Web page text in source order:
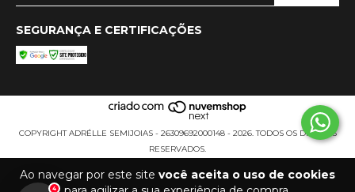
Ao navegar por este site você aceita o uso de cookies
SEGURANÇA E CERTIFICAÇÕES
COPYRIGHT ADRÉLLE SEMIJOIAS - 26309692000148 - 2026. TODOS OS DIREITOS
RESERVADOS.
4